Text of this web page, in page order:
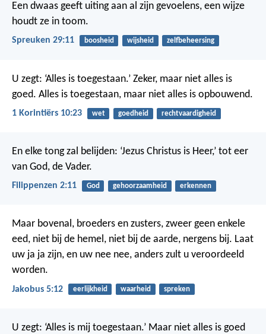
Een dwaas geeft uiting aan al zijn gevoelens, een wijze
houdt ze in toom.
Spreuken 29:11 boosheid wijsheid zelfbeheersing
U zegt: ‘Alles is toegestaan.’ Zeker, maar niet alles is
goed. Alles is toegestaan, maar niet alles is opbouwend.
1 Korintiërs 10:23 wet goedheid rechtvaardigheid
En elke tong zal belijden: ‘Jezus Christus is Heer,’ tot eer
van God, de Vader.
Filippenzen 2:11 God gehoorzaamheid erkennen
Maar bovenal, broeders en zusters, zweer geen enkele
eed, niet bij de hemel, niet bij de aarde, nergens bij. Laat
uw ja ja zijn, en uw nee nee, anders zult u veroordeeld
worden.
Jakobus 5:12 eerlijkheid waarheid spreken
U zegt: ‘Alles is mij toegestaan.’ Maar niet alles is goed